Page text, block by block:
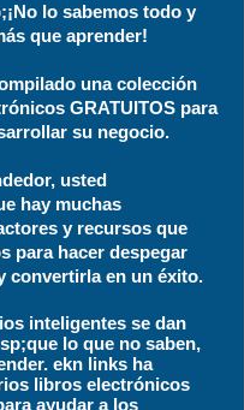
lo sabemos todo y
que aprender!
una colección
GRATUITOS para
su negocio.
usted
hay muchas
y recursos que
para hacer despegar
convertirla en un éxito.
inteligentes se dan
lo que no saben,
ekn links ha
libros electrónicos
ayudar a los